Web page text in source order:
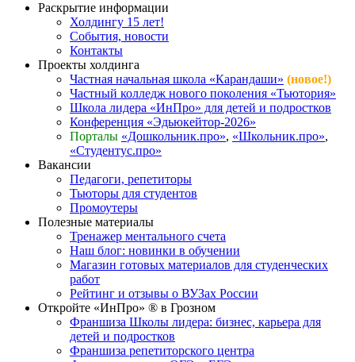
Раскрытие информации
Холдингу 15 лет!
События, новости
Контакты
Проекты холдинга
Частная начальная школа «Карандаши» (новое!)
Частный колледж нового поколения «Тьютория»
Школа лидера «ИнПро» для детей и подростков
Конференция «Эдьюкейтор-2026»
Порталы «Дошкольник.про», «Школьник.про»,
«Студентус.про»
Вакансии
Педагоги, репетиторы
Тьюторы для студентов
Промоутеры
Полезные материалы
Тренажер ментального счета
Наш блог: новинки в обучении
Магазин готовых материалов для студенческих
работ
Рейтинг и отзывы о ВУЗах России
Откройте «ИнПро» ® в Грозном
Франшиза Школы лидера: бизнес, карьера для
детей и подростков
Франшиза репетиторского центра